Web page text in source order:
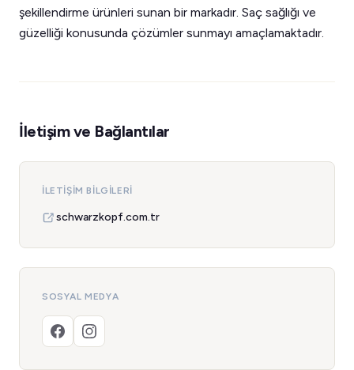
şekillendirme ürünleri sunan bir markadır. Saç sağlığı ve
güzelliği konusunda çözümler sunmayı amaçlamaktadır.
İletişim ve Bağlantılar
İLETIŞIM BILGILERI
schwarzkopf.com.tr
SOSYAL MEDYA